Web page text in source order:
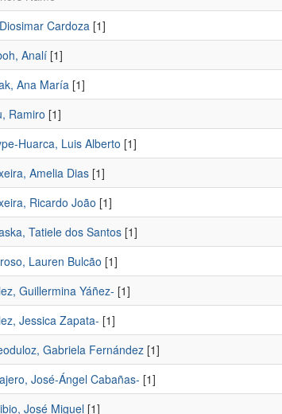
Cardoza[1]
Analí[1]
Ana María[1]
Ramiro [1]
Huarca, Luis Alberto [1]
Amelia Dias[1]
Ricardo João [1]
Tatiele dos Santos[1]
Lauren Bulcão [1]
Guillermina Yáñez- [1]
Jessica Zapata- [1]
Gabriela Fernández[1]
José-Ángel Cabañas- [1]
José Miguel[1]